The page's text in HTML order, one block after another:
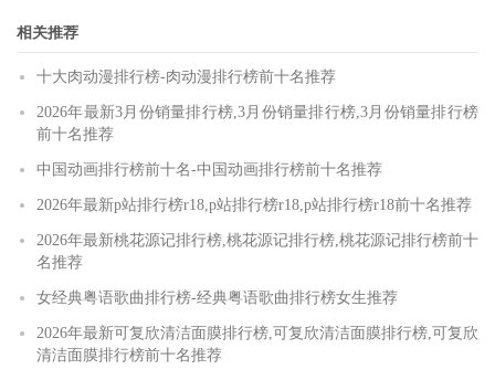
相关推荐
十大肉动漫排行榜-肉动漫排行榜前十名推荐
2026年最新3月份销量排行榜,3月份销量排行榜,3月份销量排行榜
前十名推荐
中国动画排行榜前十名-中国动画排行榜前十名推荐
2026年最新p站排行榜r18,p站排行榜r18,p站排行榜r18前十名推荐
2026年最新桃花源记排行榜,桃花源记排行榜,桃花源记排行榜前十
名推荐
女经典粤语歌曲排行榜-经典粤语歌曲排行榜女生推荐
2026年最新可复欣清洁面膜排行榜,可复欣清洁面膜排行榜,可复欣
清洁面膜排行榜前十名推荐